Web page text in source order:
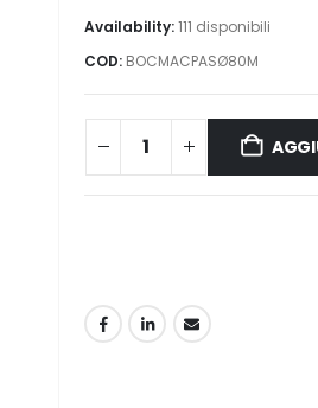
Availability:111 disponibili
COD: BOCMACPASØ80M